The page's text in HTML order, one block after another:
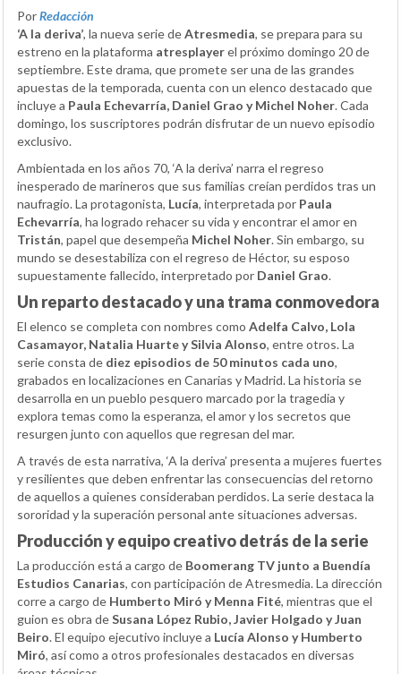
PorRedacción
‘A la deriva’, la nueva serie deAtresmedia, se prepara para su
estreno en la plataforma atresplayerel próximo domingo 20 de
septiembre. Este drama, que promete ser una de las grandes
apuestas de la temporada, cuenta con un elenco destacado que
incluye a Paula Echevarría, Daniel Grao y Michel Noher. Cada
domingo, los suscriptores podrán disfrutar de un nuevo episodio
exclusivo.
Ambientada en los años 70, ‘A la deriva’ narra el regreso
inesperado de marineros que sus familias creían perdidos tras un
naufragio. La protagonista, Lucía, interpretada por Paula
Echevarría, ha logrado rehacer su vida y encontrar el amor en
Tristán, papel que desempeña Michel Noher. Sin embargo, su
mundo se desestabiliza con el regreso de Héctor, su esposo
supuestamente fallecido, interpretado por Daniel Grao.
Un reparto destacado y una trama conmovedora
El elenco se completa con nombres como Adelfa Calvo, Lola
Casamayor, Natalia Huarte y Silvia Alonso, entre otros. La
serie consta de diez episodios de 50 minutos cada uno,
grabados en localizaciones en Canarias y Madrid. La historia se
desarrolla en un pueblo pesquero marcado por la tragedia y
explora temas como la esperanza, el amor y los secretos que
resurgen junto con aquellos que regresan del mar.
A través de esta narrativa, ‘A la deriva’ presenta a mujeres fuertes
y resilientes que deben enfrentar las consecuencias del retorno
de aquellos a quienes consideraban perdidos. La serie destaca la
sororidad y la superación personal ante situaciones adversas.
Producción y equipo creativo detrás de la serie
La producción está a cargo de Boomerang TV junto a Buendía
Estudios Canarias, con participación de Atresmedia. La dirección
corre a cargo de Humberto Miró y Menna Fité, mientras que el
guion es obra deSusana López Rubio, Javier Holgado y Juan
Beiro. El equipo ejecutivo incluye a Lucía Alonso y Humberto
Miró, así como a otros profesionales destacados en diversas